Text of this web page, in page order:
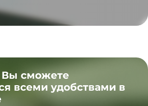
Вы сможете
всеми удобствами в